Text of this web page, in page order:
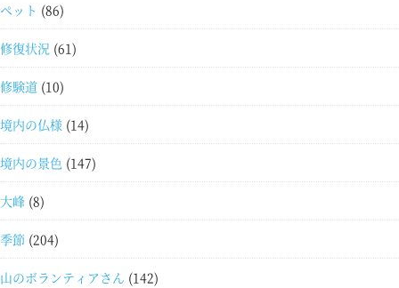
ペット (86)
修復状況 (61)
修験道 (10)
境内の仏様 (14)
境内の景色 (147)
大峰 (8)
季節 (204)
山のボランティアさん (142)